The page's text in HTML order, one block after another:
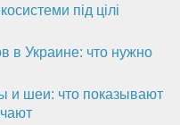
під цілі
в Украине: что нужно
и шеи: что показывают